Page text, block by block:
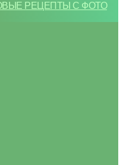
РЕЦЕПТЫ С ФОТО